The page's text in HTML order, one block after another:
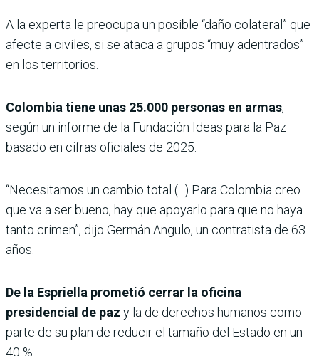
A la experta le preocupa un posible “daño colateral” que
afecte a civiles, si se ataca a grupos “muy adentrados”
en los territorios.
Colombia tiene unas 25.000 personas en armas,
según un informe de la Fundación Ideas para la Paz
basado en cifras oficiales de 2025.
“Necesitamos un cambio total (...) Para Colombia creo
que va a ser bueno, hay que apoyarlo para que no haya
tanto crimen”, dijo Germán Angulo, un contratista de 63
años.
De la Espriella prometió cerrar la oficina
presidencial de paz y la de derechos humanos como
parte de su plan de reducir el tamaño del Estado en un
40 %.